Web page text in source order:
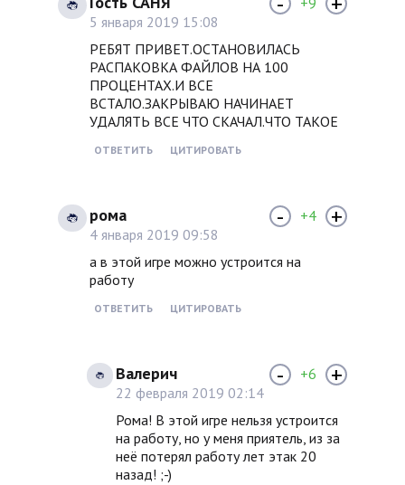
5 января 2019 15:08
РЕБЯТ ПРИВЕТ.ОСТАНОВИЛАСЬ
РАСПАКОВКА ФАЙЛОВ НА 100
ПРОЦЕНТАХ.И ВСЕ
ВСТАЛО.ЗАКРЫВАЮ НАЧИНАЕТ
УДАЛЯТЬ ВСЕ ЧТО СКАЧАЛ.ЧТО ТАКОЕ
ОТВЕТИТЬ ЦИТИРОВАТЬ
рома
4 января 2019 09:58
а в этой игре можно устроится на
работу
ОТВЕТИТЬ ЦИТИРОВАТЬ
- +4 +
Валерич
22 февраля 2019 02:14
Рома! В этой игре нельзя устроится
на работу, но у меня приятель, из за
неё потерял работу лет этак 20
назад! ;-)
- +6 +